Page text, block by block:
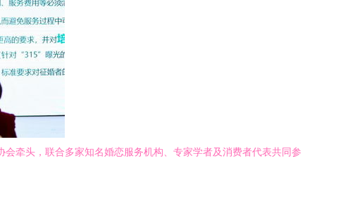
牵头，联合多家知名婚恋服务机构、专家学者及消费者代表共同参